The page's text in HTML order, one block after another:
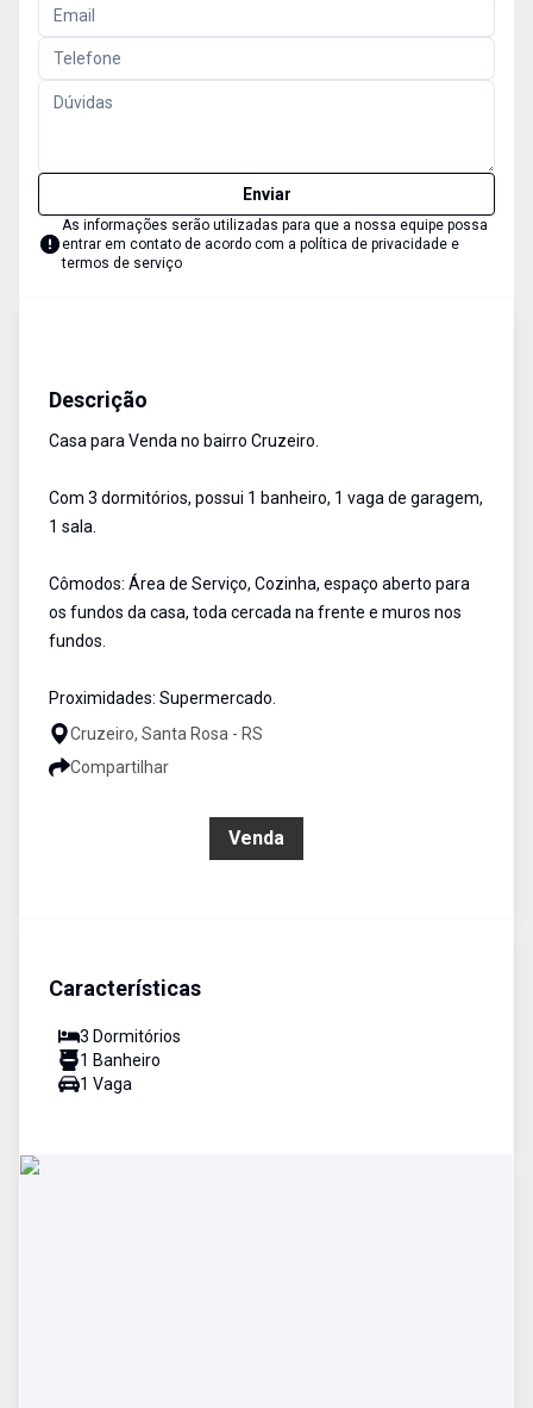
Enviar
As informações serão utilizadas para que a nossa equipe possa
entrar em contato de acordo com a política de privacidade e
termos de serviço
Descrição
Casa para Venda no bairro Cruzeiro.
Com 3 dormitórios, possui 1 banheiro, 1 vaga de garagem,
1 sala.
Cômodos: Área de Serviço, Cozinha, espaço aberto para
os fundos da casa, toda cercada na frente e muros nos
fundos.
Proximidades: Supermercado.
Cruzeiro, Santa Rosa - RS
Compartilhar
Venda
Características
3 Dormitórios
1 Banheiro
1 Vaga